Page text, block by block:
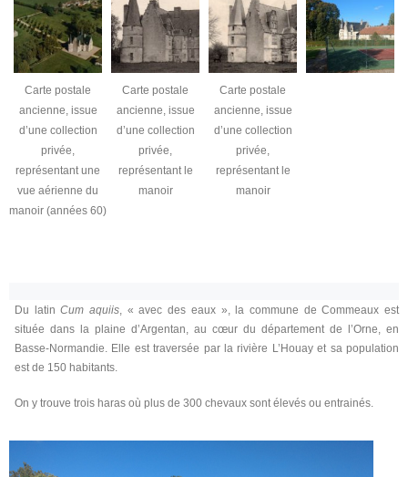
Carte postale
ancienne, issue
d’une collection
privée,
représentant une
vue aérienne du
manoir (années 60)
Carte postale
ancienne, issue
d’une collection
privée,
représentant le
manoir
Carte postale
ancienne, issue
d’une collection
privée,
représentant le
manoir
Du latinCum aquiis , « avec des eaux », la commune de Commeaux est
située dans la plaine d’Argentan, au cœur du département de l’Orne, en
Basse-Normandie. Elle est traversée par la rivière L’Houay et sa population
est de 150 habitants.
On y trouve trois haras où plus de 300 chevaux sont élevés ou entrainés.